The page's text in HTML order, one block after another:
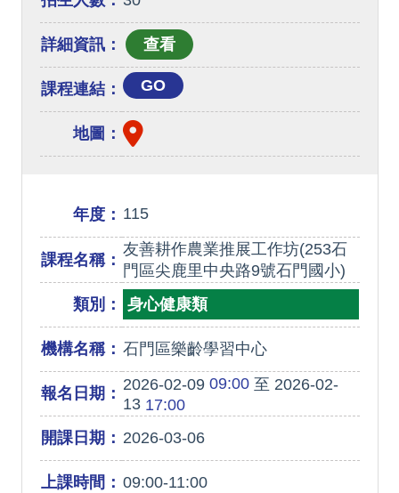
詳細資訊：
課程連結： GO
地圖：
年度： 115
課程名稱：
友善耕作農業推展工作坊(253石
門區尖鹿里中央路9號石門國小)
類別：
身心健康類
機構名稱： 石門區樂齡學習中心
報名日期： 2026-02-0909:00至 2026-02-
1317:00
開課日期： 2026-03-06
上課時間： 09:00-11:00